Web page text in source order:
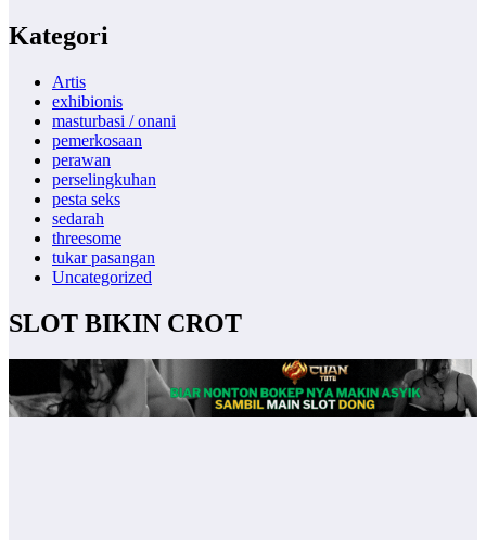
Kategori
Artis
exhibionis
masturbasi / onani
pemerkosaan
perawan
perselingkuhan
pesta seks
sedarah
threesome
tukar pasangan
Uncategorized
SLOT BIKIN CROT